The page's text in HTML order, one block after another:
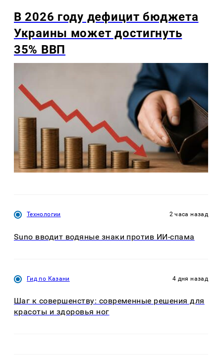
В 2026 году дефицит бюджета
Украины может достигнуть
35% ВВП
Технологии 2 часа назад
Suno вводит водяные знаки против ИИ-спама
Гид по Казани 4 дня назад
Шаг к совершенству: современные решения для
красоты и здоровья ног